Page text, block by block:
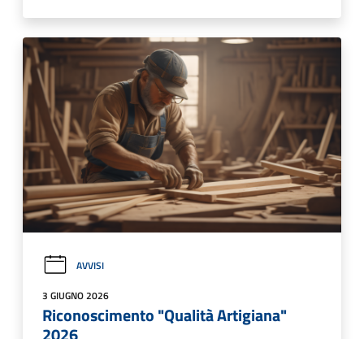
AVVISI
3 GIUGNO 2026
Riconoscimento "Qualità Artigiana"